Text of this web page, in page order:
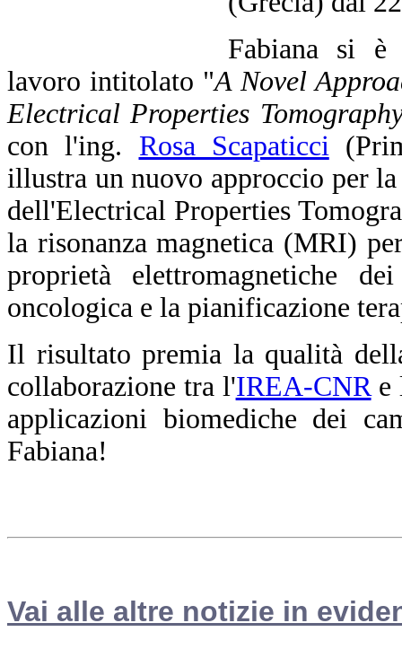
Fabiana si è
lavoro intitolato "A Novel
Electrical Properties
con l'ing. Rosa Scapaticci
illustra un nuovo approccio per
dell'Electrical Properties
la risonanza magnetica (MRI)
proprietà elettromagnetiche
oncologica e la pianificazione
Il risultato premia la qualità
collaborazione tra l'IREA-CNR e
applicazioni biomediche dei
Fabiana!
Vai alle altre notizie in